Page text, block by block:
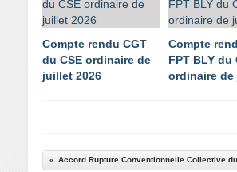
Compte rendu CGT
du CSE ordinaire de
juillet 2026
Compte
FPT BLY du
ordinaire de
Accord Rupture Conventionnelle Collective